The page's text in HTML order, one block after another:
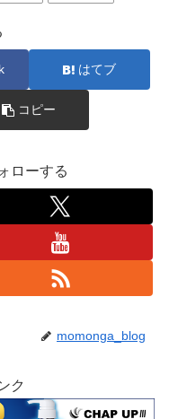
はてブ
コピー
ローする
momonga_blog
ク